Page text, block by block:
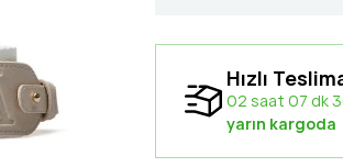
Hızlı
02 saat 07 dk
yarın kargoda